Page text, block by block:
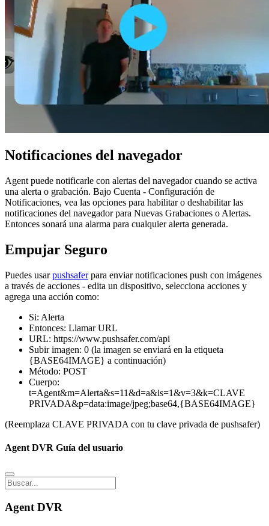
Notificaciones del navegador
Agent puede notificarle con alertas del navegador cuando se activa
una alerta o grabación. Bajo Cuenta - Configuración de
Notificaciones, vea las opciones para habilitar o deshabilitar las
notificaciones del navegador para Nuevas Grabaciones o Alertas.
Entonces sonará una alarma para cualquier alerta generada.
Empujar Seguro
Puedes usarpushsaferpara enviar notificaciones push con imágenes
a través de acciones - edita un dispositivo, selecciona acciones y
agrega una acción como:
Si: Alerta
Entonces: Llamar URL
URL: https://www.pushsafer.com/api
Subir imagen: 0 (la imagen se enviará en la etiqueta
{BASE64IMAGE} a continuación)
Método: POST
Cuerpo:
t=Agent&m=Alerta&s=11&d=a&is=1&v=3&k=CLAVE
PRIVADA&p=data:image/jpeg;base64,{BASE64IMAGE}
(Reemplaza CLAVE PRIVADA con tu clave privada de pushsafer)
Agent DVR Guía del usuario
Agent DVR